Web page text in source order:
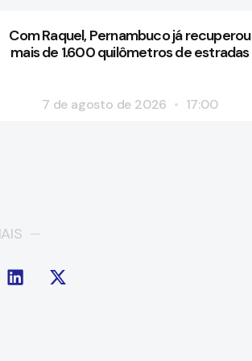
Com Raquel, Pernambuco já recuperou
mais de 1.600 quilômetros de estradas
7 de agosto de 2026 17:00